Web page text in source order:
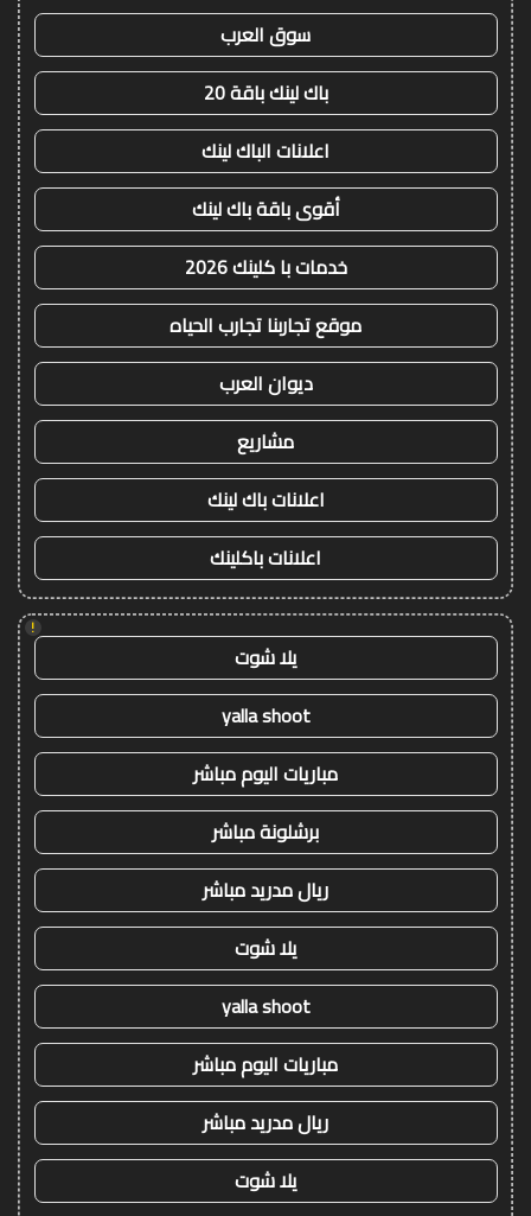
سوق العرب
باك لينك باقة 20
اعلانات الباك لينك
أقوى باقة باك لينك
خدمات با كلينك 2026
موقع تجاربنا تجارب الحياه
ديوان العرب
مشاريع
اعلانات باك لينك
اعلانات باكلينك
!
يلا شوت
yalla shoot
مباريات اليوم مباشر
برشلونة مباشر
ريال مدريد مباشر
يلا شوت
yalla shoot
مباريات اليوم مباشر
ريال مدريد مباشر
يلا شوت